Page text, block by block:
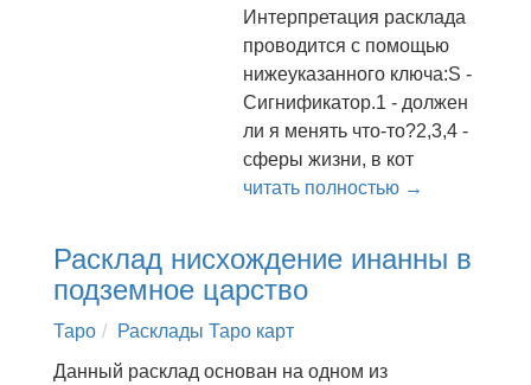
Интерпретация расклада
проводится с помощью
нижеуказанного ключа:S -
Сигнификатор.1 - должен
ли я менять что-то?2,3,4 -
сферы жизни, в кот
читать полностью →
Расклад нисхождение инанны в
подземное царство
Таро
Расклады Таро карт
Данный расклад основан на одном из